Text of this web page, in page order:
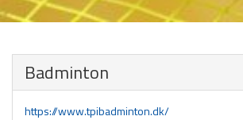
Håndbold
Old boys
Badminton
https://www.tpibadminton.dk/